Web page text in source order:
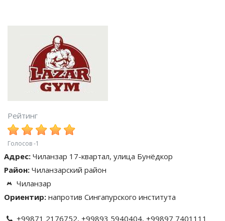
Рейтинг
Голосов -1
Адрес: Чиланзар 17-квартал, улица Бунёдкор
Район: Чиланзарский район
Чиланзар
Ориентир: напротив Сингапурского института
+99871 2176752, +99893 5940404, +99897 7401111